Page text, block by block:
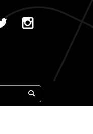
Pesquisar: